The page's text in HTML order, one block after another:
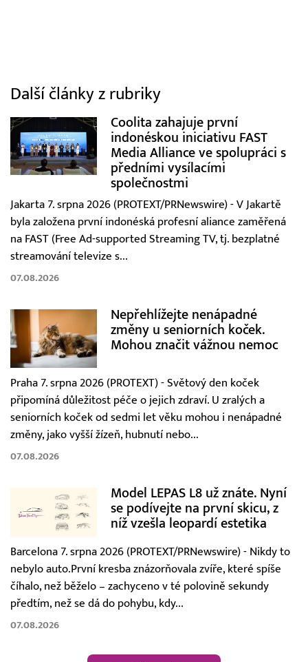
Další články z rubriky
Coolita zahajuje první
indonéskou iniciativu FAST
Media Alliance ve spolupráci s
předními vysílacími
společnostmi
Jakarta 7. srpna 2026 (PROTEXT/PRNewswire) - V Jakartě
byla založena první indonéská profesní aliance zaměřená
na FAST (Free Ad-supported Streaming TV, tj. bezplatné
streamování televize s...
07.08.2026
Nepřehlížejte nenápadné
změny u seniorních koček.
Mohou značit vážnou nemoc
Praha 7. srpna 2026 (PROTEXT) - Světový den koček
připomíná důležitost péče o jejich zdraví. U zralých a
seniorních koček od sedmi let věku mohou i nenápadné
změny, jako vyšší žízeň, hubnutí nebo...
07.08.2026
Model LEPAS L8 už znáte. Nyní
se podívejte na první skicu, z
níž vzešla leopardí estetika
Barcelona 7. srpna 2026 (PROTEXT/PRNewswire) - Nikdy to
nebylo auto.První kresba znázorňovala zvíře, které spíše
číhalo, než běželo – zachyceno v té polovině sekundy
předtím, než se dá do pohybu, kdy...
07.08.2026